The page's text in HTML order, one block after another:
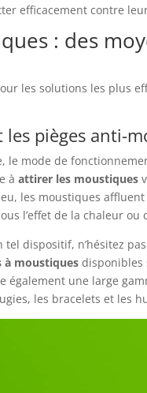
efficacement contre
: des
les solutions les plus
pièges anti-
le mode de
à attirer les moustiques
les moustiques
l’effet de la chaleur ou
tel dispositif, n’hésitez
à moustiques disponibles
également une large
les bracelets et les